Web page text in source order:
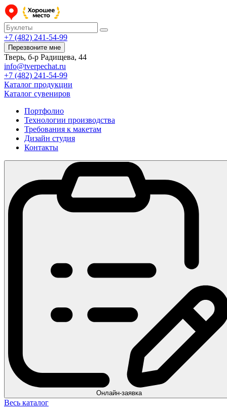
+7 (482) 241-54-99
Перезвоните мне
Тверь, б-р Радищева, 44
info@tverpechat.ru
+7 (482) 241-54-99
Каталог продукции
Каталог сувениров
Портфолио
Технологии производства
Требования к макетам
Дизайн студия
Контакты
Онлайн-заявка
Весь каталог